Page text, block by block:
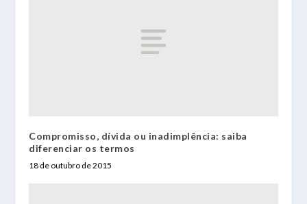
Compromisso, dívida ou inadimplência: saiba
diferenciar os termos
18 de outubro de 2015